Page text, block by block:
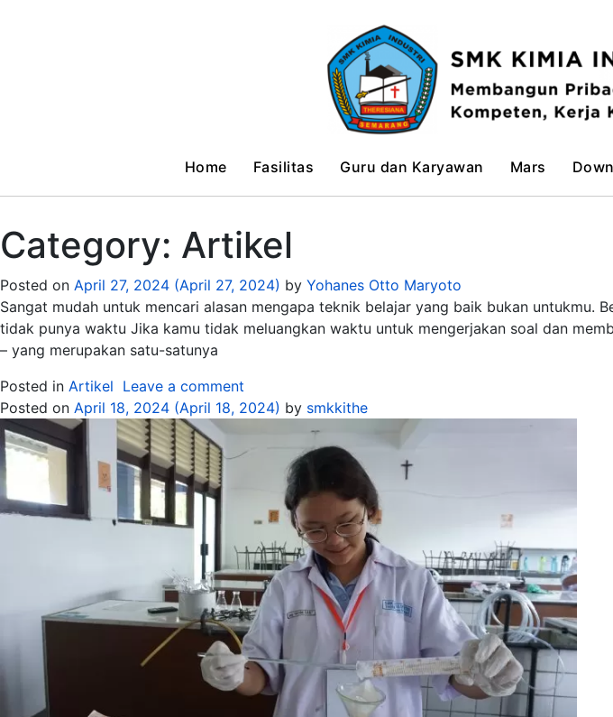
Home Fasilitas Guru dan Karyawan Mars
Category: Artikel
Posted on April 27, 2024 (April 27, 2024) by Yohanes Otto Maryoto
Sangat mudah untuk mencari alasan mengapa teknik belajar yang baik bukan untukmu.
tidak punya waktu Jika kamu tidak meluangkan waktu untuk mengerjakan soal dan
– yang merupakan satu-satunya
Posted in Artikel Leave a comment
Posted on April 18, 2024 (April 18, 2024) by smkkithe